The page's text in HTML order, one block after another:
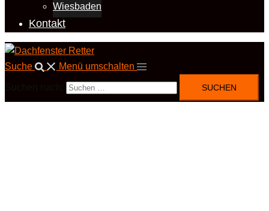
Wiesbaden
Kontakt
Suche Menü umschalten